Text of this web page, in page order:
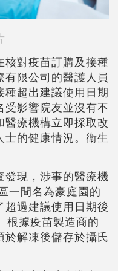
對疫苗訂購及接種
限公司的醫護人員
超出建議使用日期
受影響院友並沒有不
療機構立即採取改
的健康情況。衞生
現，涉事的醫療機
一間名為豪庭園的
過建議使用日期後
根據疫苗製造商的
解凍後儲存於攝氏